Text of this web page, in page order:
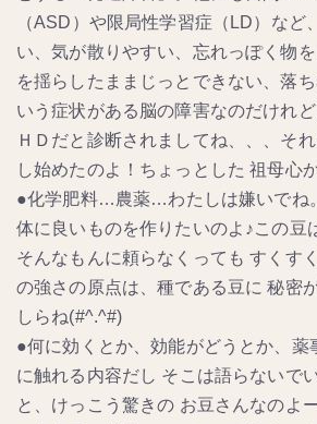
（ASD）や限局性学習症（LD）など
い、気が散りやすい、忘れっぽく物
を揺らしたままじっとできない、落
いう症状がある脳の障害なのだけれ
ＨＤだと診断されましてね、、、そ
し始めたのよ！ちょっとした 祖母心
●化学肥料…農薬…わたしは嫌いでね
体に良いものを作りたいのよ♪この豆
そんなもんに頼らなくっても すくす
の強さの原点は、種である豆に 秘密
しらね(#^.^#)
●何に効くとか、効能がどうとか、薬
に触れる内容だし そこは語らないで
と、けっこう驚きの お豆さんなの